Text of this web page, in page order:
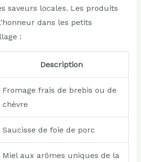
saveurs locales. Les produits
dans les petits
:
Description
Fromage frais de brebis ou de
chèvre
Saucisse de foie de porc
Miel aux arômes uniques de la